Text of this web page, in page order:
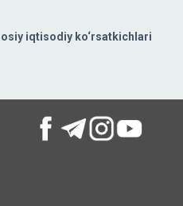
iqtisodiy ko‘rsatkichlari